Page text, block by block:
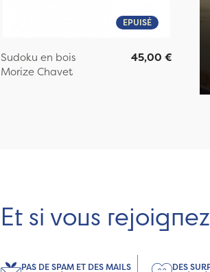
EPUISÉ
Sudoku en bois
Morize Chavet
45,00 €
Et si vous
PAS DE SPAM ET DES MAILS
DES